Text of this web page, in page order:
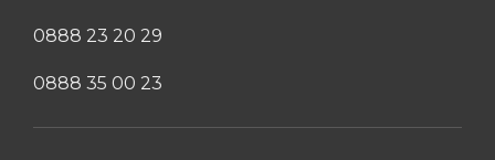
0888 23 20 29
0888 35 00 23